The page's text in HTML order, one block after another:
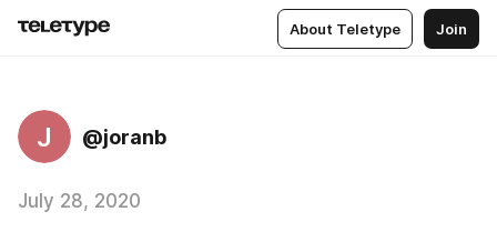
About Teletype Join
J @joranb
July 28, 2020